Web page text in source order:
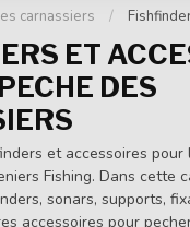
carnassiers /
ET
DES
et accessoires pour
Fishing. Dans cette
sonars, supports,
accessoires pour